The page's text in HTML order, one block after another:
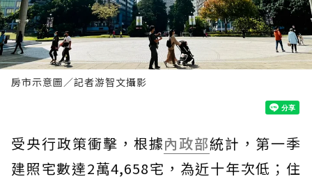
房市示意圖／記者游智文攝影
受央行政策衝擊，根據內政部統計，第一季
建照宅數達2萬4,658宅，為近十年次低；住